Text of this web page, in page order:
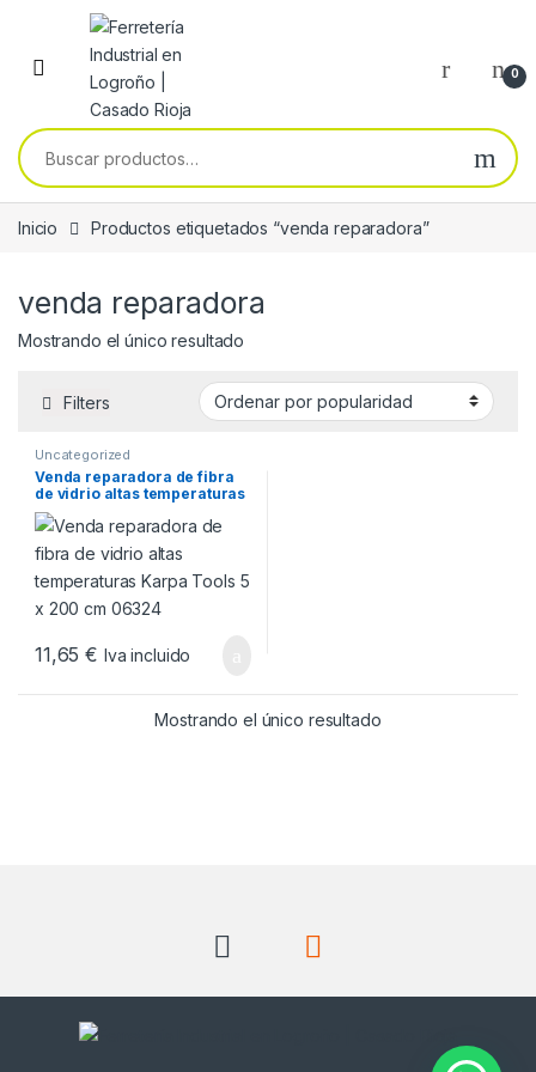
Skip to navigation
Skip to content
0
Buscar por:
Inicio Productos etiquetados “venda reparadora”
venda reparadora
Mostrando el único resultado
Filters
Uncategorized
Venda reparadora de fibra
de vidrio altas temperaturas
Karpa Tools 5 x 200 cm
06324
11,65€ Iva incluido
Mostrando el único resultado